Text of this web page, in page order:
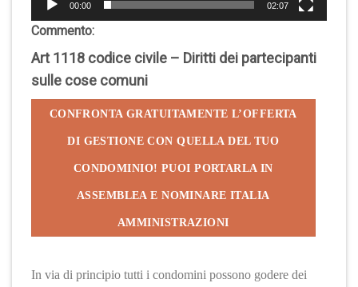
00:00 02:07
Commento:
Art 1118 codice civile – Diritti dei partecipanti
sulle cose comuni
CONFRONTA GRATUITAMENTE L’OFFERTA
DI GESTIONE CON QUELLA DEL TUO
CONDOMINIO! PUOI PORTARLA IN
ASSEMBLEA E NOMINARE ITALIA
AMMINISTRAZIONI
In via di principio tutti i condomini possono godere dei